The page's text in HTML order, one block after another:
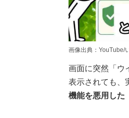
画像出典：YouTube/
画面に突然「ウ
表示されても、
機能を悪用した